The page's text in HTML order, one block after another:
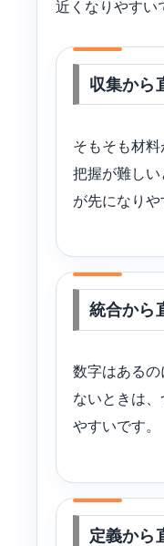
近くなりやすい
収集から
そもそも材
把握が難し
が先になりや
統合から
数字はあるの
ないときは
やすいです。
定義から